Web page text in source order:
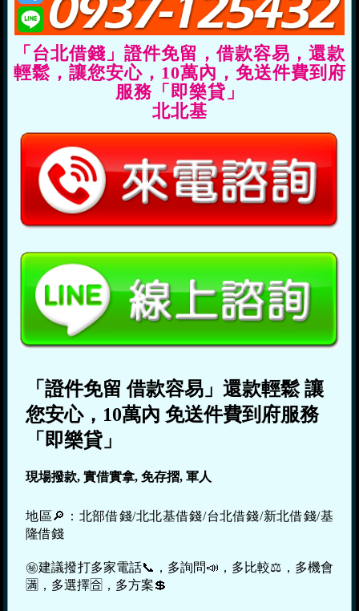
「台北借錢」證件免留，借款容易，還款
輕鬆，讓您安心，10萬內，免送件費到府
服務「即樂貸」
北北基
「證件免留 借款容易」還款輕鬆 讓
您安心，10萬內 免送件費到府服務
「即樂貸」
現場撥款, 實借實拿, 免存摺, 軍人
地區🔎：北部借錢/北北基借錢/台北借錢/新北借錢/基
隆借錢
㊙建議撥打多家電話📞，多詢問📣，多比較⚖，多機會
🈵，多選擇🈴，多方案💲